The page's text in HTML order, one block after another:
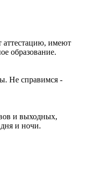
аттестацию, имеют
образование.
Не справимся -
и выходных,
и ночи.